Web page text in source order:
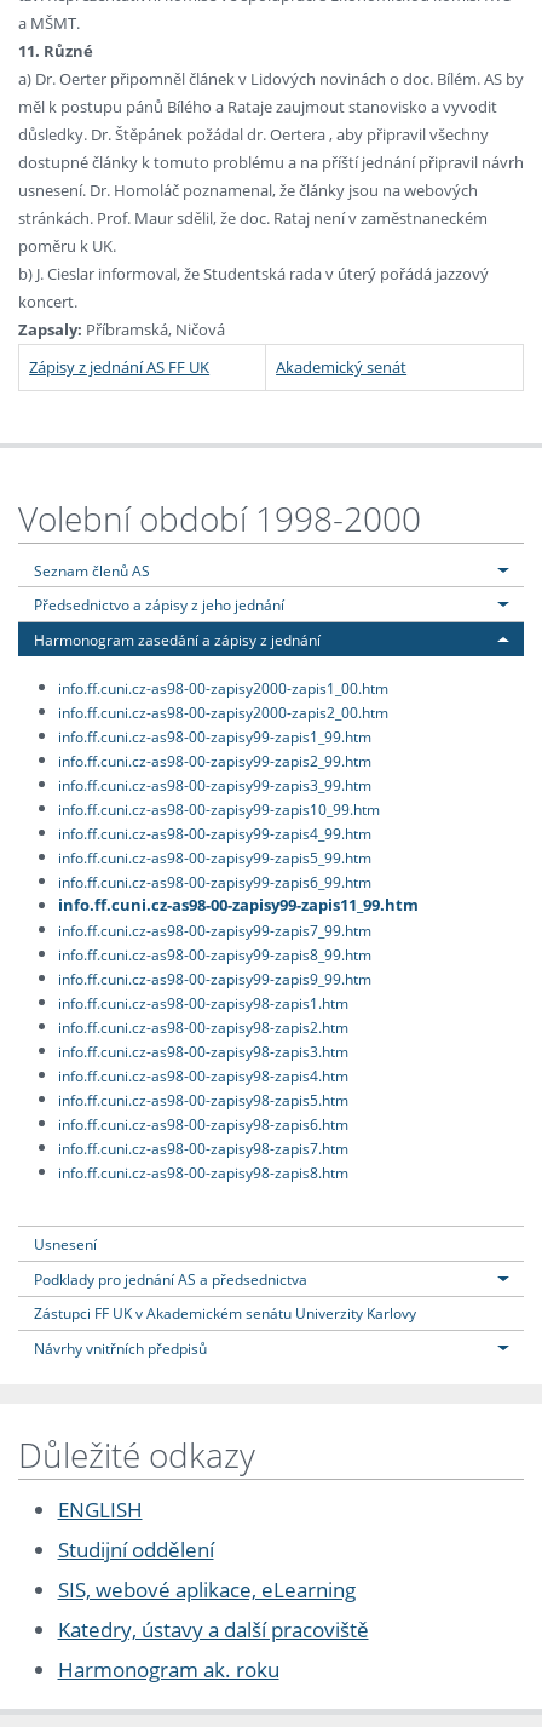
a MŠMT.
11. Různé
a) Dr. Oerter připomněl článek v Lidových novinách o doc. Bílém. AS by
měl k postupu pánů Bílého a Rataje zaujmout stanovisko a vyvodit
důsledky. Dr. Štěpánek požádal dr. Oertera , aby připravil všechny
dostupné články k tomuto problému a na příští jednání připravil návrh
usnesení. Dr. Homoláč poznamenal, že články jsou na webových
stránkách. Prof. Maur sdělil, že doc. Rataj není v zaměstnaneckém
poměru k UK.
b) J. Cieslar informoval, že Studentská rada v úterý pořádá jazzový
koncert.
Zapsaly: Příbramská, Ničová
Zápisy z jednání AS FF UK
Akademický senát
Volební období 1998-2000
Seznam členů AS
Předsednictvo a zápisy z jeho jednání
Harmonogram zasedání a zápisy z jednání
info.ff.cuni.cz-as98-00-zapisy2000-zapis1_00.htm
info.ff.cuni.cz-as98-00-zapisy2000-zapis2_00.htm
info.ff.cuni.cz-as98-00-zapisy99-zapis1_99.htm
info.ff.cuni.cz-as98-00-zapisy99-zapis2_99.htm
info.ff.cuni.cz-as98-00-zapisy99-zapis3_99.htm
info.ff.cuni.cz-as98-00-zapisy99-zapis10_99.htm
info.ff.cuni.cz-as98-00-zapisy99-zapis4_99.htm
info.ff.cuni.cz-as98-00-zapisy99-zapis5_99.htm
info.ff.cuni.cz-as98-00-zapisy99-zapis6_99.htm
info.ff.cuni.cz-as98-00-zapisy99-zapis11_99.htm
info.ff.cuni.cz-as98-00-zapisy99-zapis7_99.htm
info.ff.cuni.cz-as98-00-zapisy99-zapis8_99.htm
info.ff.cuni.cz-as98-00-zapisy99-zapis9_99.htm
info.ff.cuni.cz-as98-00-zapisy98-zapis1.htm
info.ff.cuni.cz-as98-00-zapisy98-zapis2.htm
info.ff.cuni.cz-as98-00-zapisy98-zapis3.htm
info.ff.cuni.cz-as98-00-zapisy98-zapis4.htm
info.ff.cuni.cz-as98-00-zapisy98-zapis5.htm
info.ff.cuni.cz-as98-00-zapisy98-zapis6.htm
info.ff.cuni.cz-as98-00-zapisy98-zapis7.htm
info.ff.cuni.cz-as98-00-zapisy98-zapis8.htm
Usnesení
Podklady pro jednání AS a předsednictva
Zástupci FF UK v Akademickém senátu Univerzity Karlovy
Návrhy vnitřních předpisů
Důležité odkazy
ENGLISH
Studijní oddělení
SIS, webové aplikace, eLearning
Katedry, ústavy a další pracoviště
Harmonogram ak. roku